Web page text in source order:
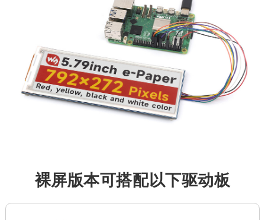
裸屏版本可搭配以下驱动板